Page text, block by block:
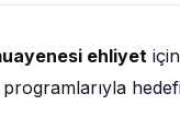
ehliyet